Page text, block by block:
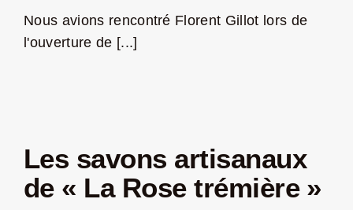
Nous avions rencontré Florent Gillot lors de
l'ouverture de [...]
Les savons artisanaux
de « La Rose trémière »